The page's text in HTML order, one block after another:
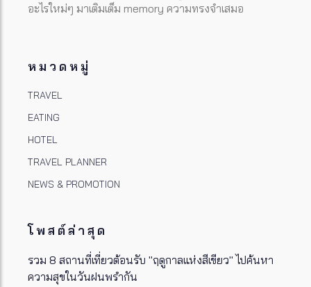
อะไรใหม่ๆ มาเติมเต็ม memory ความทรงจำเสมอ
หมวดหมู่
TRAVEL
EATING
HOTEL
TRAVEL PLANNER
NEWS & PROMOTION
โพสต์ล่าสุด
รวม 8 สถานที่เที่ยวต้อนรับ "ฤดูกาลแห่งสีเขียว" ไปค้นหา
ความสุขในวันฝนพรำกัน